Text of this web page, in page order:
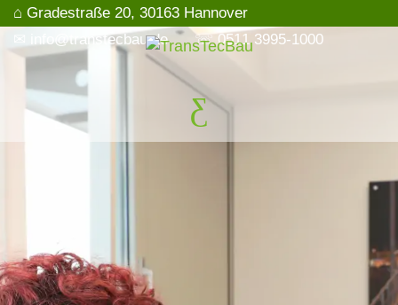
⌂ Gradestraße 20, 30163 Hannover
✉ info@transtecbau.de
☏ 0511 3995-1000